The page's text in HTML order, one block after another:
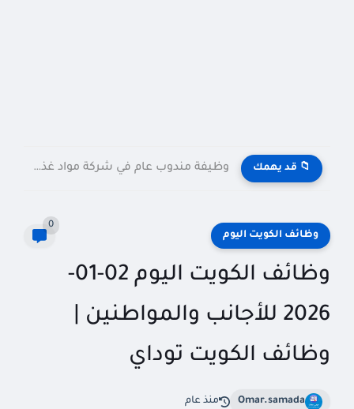
📁 قد يهمك وظيفة مندوب عام في شركة مواد غذائية بالكويت General Public...
وظائف الكويت اليوم
0
وظائف الكويت اليوم 02-01-
2026 للأجانب والمواطنين |
وظائف الكويت توداي
Omar.samada منذ عام